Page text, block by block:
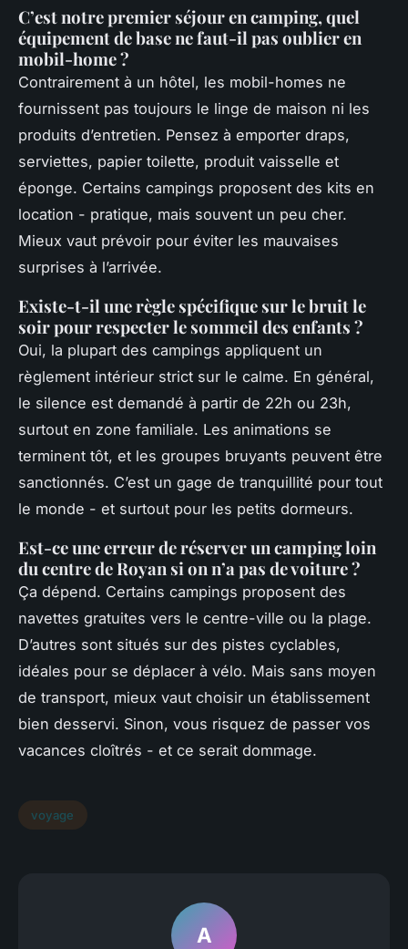
C’est notre premier séjour en camping, quel
équipement de base ne faut-il pas oublier en
mobil-home ?
Contrairement à un hôtel, les mobil-homes ne
fournissent pas toujours le linge de maison ni les
produits d’entretien. Pensez à emporter draps,
serviettes, papier toilette, produit vaisselle et
éponge. Certains campings proposent des kits en
location - pratique, mais souvent un peu cher.
Mieux vaut prévoir pour éviter les mauvaises
surprises à l’arrivée.
Existe-t-il une règle spécifique sur le bruit le
soir pour respecter le sommeil des enfants ?
Oui, la plupart des campings appliquent un
règlement intérieur strict sur le calme. En général,
le silence est demandé à partir de 22h ou 23h,
surtout en zone familiale. Les animations se
terminent tôt, et les groupes bruyants peuvent être
sanctionnés. C’est un gage de tranquillité pour tout
le monde - et surtout pour les petits dormeurs.
Est-ce une erreur de réserver un camping loin
du centre de Royan si on n’a pas de voiture ?
Ça dépend. Certains campings proposent des
navettes gratuites vers le centre-ville ou la plage.
D’autres sont situés sur des pistes cyclables,
idéales pour se déplacer à vélo. Mais sans moyen
de transport, mieux vaut choisir un établissement
bien desservi. Sinon, vous risquez de passer vos
vacances cloîtrés - et ce serait dommage.
voyage
A